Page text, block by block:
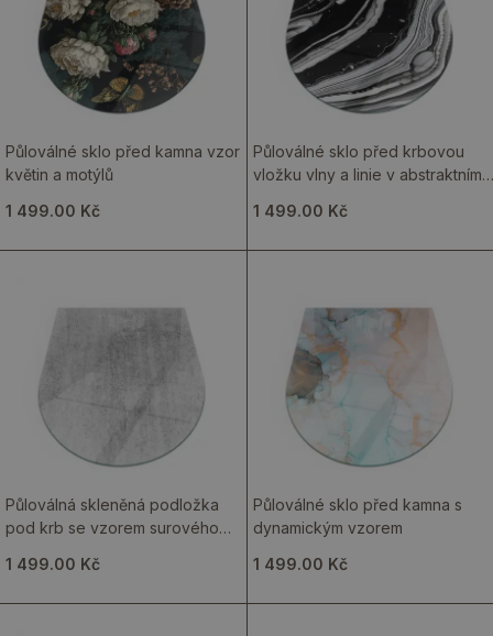
Půloválné sklo před kamna vzor
květin a motýlů
1 499.00 Kč
Půloválné sklo před krbovou
vložku vlny a linie v abstraktním
1 499.00 Kč
Půloválná skleněná podložka
pod krb se vzorem surového
1 499.00 Kč
Půloválné sklo před kamna s
dynamickým vzorem
1 499.00 Kč